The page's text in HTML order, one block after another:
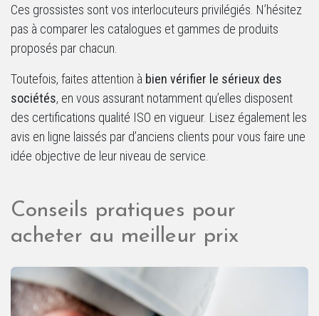
Ces grossistes sont vos interlocuteurs privilégiés. N’hésitez
pas à comparer les catalogues et gammes de produits
proposés par chacun.
Toutefois, faites attention à bien vérifier le sérieux des
sociétés, en vous assurant notamment qu’elles disposent
des certifications qualité ISO en vigueur. Lisez également les
avis en ligne laissés par d’anciens clients pour vous faire une
idée objective de leur niveau de service.
Conseils pratiques pour
acheter au meilleur prix